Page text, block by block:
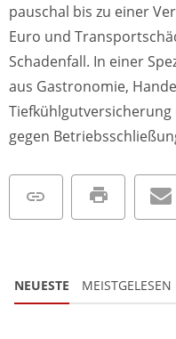
pauschal bis zu einer
Euro und
Schadenfall. In einer
aus Gastronomie,
gegen
NEUESTE MEISTGELESEN